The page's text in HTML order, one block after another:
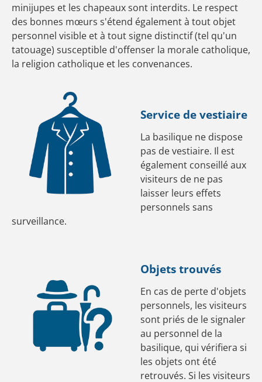
minijupes et les chapeaux sont interdits. Le respect
des bonnes mœurs s'étend également à tout objet
personnel visible et à tout signe distinctif (tel qu'un
tatouage) susceptible d'offenser la morale catholique,
la religion catholique et les convenances.
Service de vestiaire
La basilique ne dispose
pas de vestiaire. Il est
également conseillé aux
visiteurs de ne pas
laisser leurs effets
personnels sans
surveillance.
Objets trouvés
En cas de perte d'objets
personnels, les visiteurs
sont priés de le signaler
au personnel de la
basilique, qui vérifiera si
les objets ont été
retrouvés. Si les visiteurs